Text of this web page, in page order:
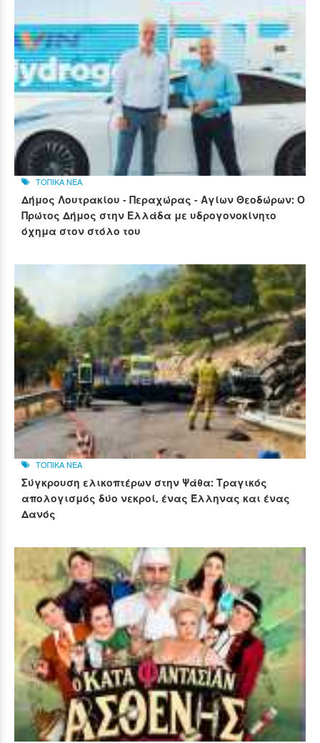
ΤΟΠΙΚΑ ΝΕΑ
Δήμος Λουτρακίου - Περαχώρας - Αγίων Θεοδώρων: Ο
Πρώτος Δήμος στην Ελλάδα με υδρογονοκίνητο
όχημα στον στόλο του
ΤΟΠΙΚΑ ΝΕΑ
Σύγκρουση ελικοπτέρων στην Ψάθα: Τραγικός
απολογισμός δύο νεκροί, ένας Έλληνας και ένας
Δανός